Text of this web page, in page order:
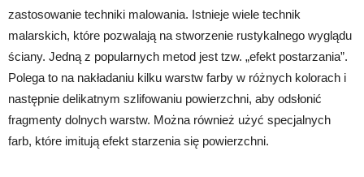
zastosowanie techniki malowania. Istnieje wiele technik
malarskich, które pozwalają na stworzenie rustykalnego wyglądu
ściany. Jedną z popularnych metod jest tzw. „efekt postarzania”.
Polega to na nakładaniu kilku warstw farby w różnych kolorach i
następnie delikatnym szlifowaniu powierzchni, aby odsłonić
fragmenty dolnych warstw. Można również użyć specjalnych
farb, które imitują efekt starzenia się powierzchni.